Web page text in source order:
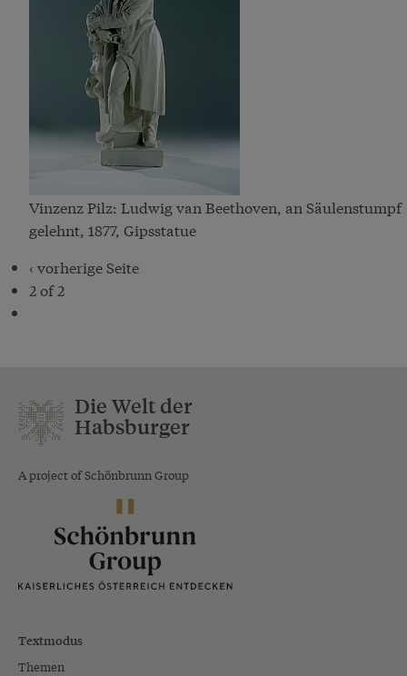
Vinzenz Pilz: Ludwig van Beethoven, an Säulenstumpf
gelehnt, 1877, Gipsstatue
‹ vorherige Seite
2 of 2
Die Welt der
Habsburger
A project of Schönbrunn Group
Textmodus
Themen